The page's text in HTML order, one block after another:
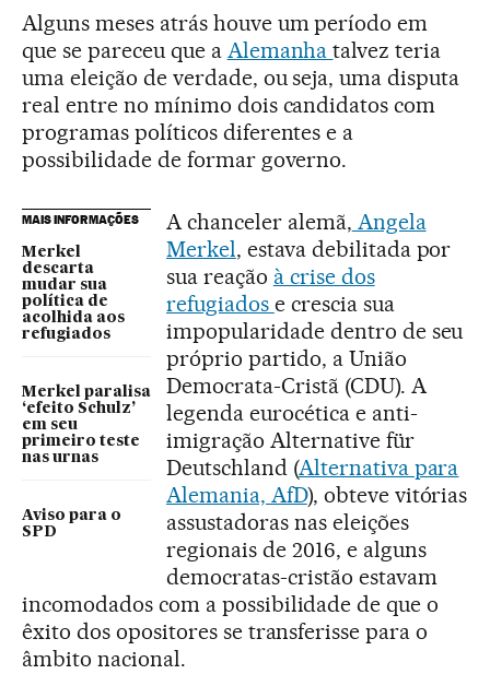
Alguns meses atrás houve um período em
que se pareceu que a Alemanhatalvez teria
uma eleição de verdade, ou seja, uma disputa
real entre no mínimo dois candidatos com
programas políticos diferentes e a
possibilidade de formar governo.
MAIS INFORMAÇÕES
Merkel
descarta
mudar sua
política de
acolhida aos
refugiados
Merkel paralisa
‘efeito Schulz’
em seu
primeiro teste
nas urnas
Aviso para o
SPD
A chanceler alemã, Angela
Merkel, estava debilitada por
sua reação à crise dos
refugiados e crescia sua
impopularidade dentro de seu
próprio partido, a União
Democrata-Cristã (CDU). A
legenda eurocética e anti-
imigração Alternative für
Deutschland (Alternativa para
Alemania, AfD), obteve vitórias
assustadoras nas eleições
regionais de 2016, e alguns
democratas-cristão estavam
incomodados com a possibilidade de que o
êxito dos opositores se transferisse para o
âmbito nacional.